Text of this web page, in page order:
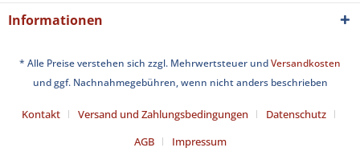
Informationen
* Alle Preise verstehen sich zzgl. Mehrwertsteuer undVersandkosten
und ggf. Nachnahmegebühren, wenn nicht anders beschrieben
Kontakt Versand und Zahlungsbedingungen
Datenschutz
AGB
Impressum